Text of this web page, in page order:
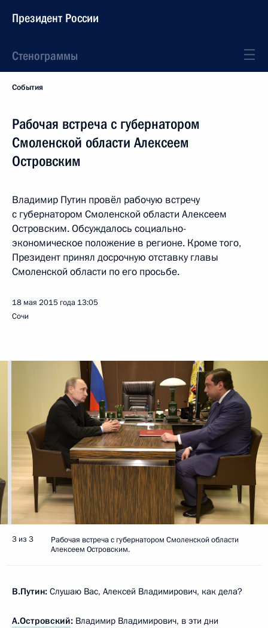
Президент России
Стенограммы
События
Рабочая встреча с губернатором
Смоленской области Алексеем
Островским
Владимир Путин провёл рабочую встречу
с губернатором Смоленской области Алексеем
Островским. Обсуждалось социально-
экономическое положение в регионе. Кроме того,
Президент принял досрочную отставку главы
Смоленской области по его просьбе.
18 мая 2015 года 13:05
Сочи
3 из 3
Рабочая встреча с губернатором Смоленской области
Алексеем Островским.
В.Путин: Слушаю Вас, Алексей Владимирович, как дела?
А.Островский: Владимир Владимирович, в эти дни